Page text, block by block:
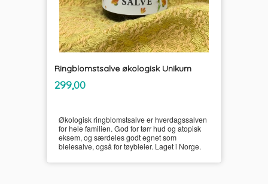
Ringblomstsalve økologisk Unikum
Pris
299,00mva.
Økologisk ringblomstsalve er hverdagssalven
for hele familien. God for tørr hud og atopisk
eksem, og særdeles godt egnet som
bleiesalve, også for tøybleier. Laget i Norge.